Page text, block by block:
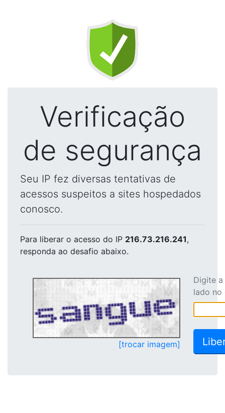
Verificação
de segurança
Seu IP fez diversas tentativas de
acessos suspeitos a sites hospedados
conosco.
Para liberar o acesso do IP 216.73.216.241,
responda ao desafio abaixo.
[trocar imagem]
Digite
lado no